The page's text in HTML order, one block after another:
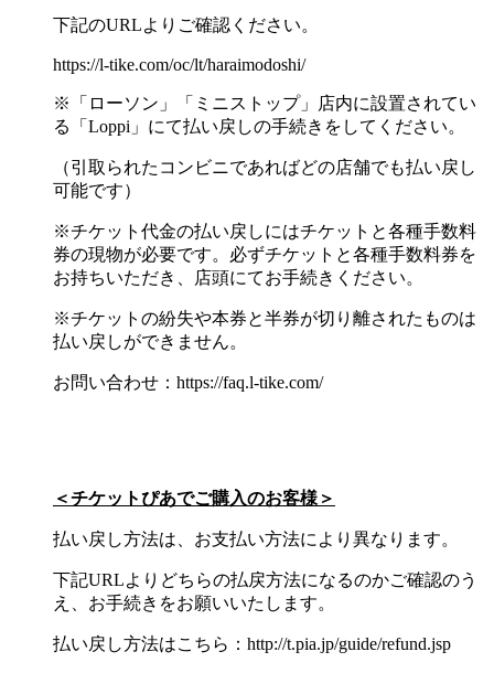
下記のURLよりご確認ください。
https://l-tike.com/oc/lt/haraimodoshi/
※「ローソン」「ミニストップ」店内に設置されてい
る「Loppi」にて払い戻しの手続きをしてください。
（引取られたコンビニであればどの店舗でも払い戻し
可能です）
※チケット代金の払い戻しにはチケットと各種手数料
券の現物が必要です。必ずチケットと各種手数料券を
お持ちいただき、店頭にてお手続きください。
※チケットの紛失や本券と半券が切り離されたものは
払い戻しができません。
お問い合わせ：https://faq.l-tike.com/
＜チケットぴあでご購入のお客様＞
払い戻し方法は、お支払い方法により異なります。
下記URLよりどちらの払戻方法になるのかご確認のう
え、お手続きをお願いいたします。
払い戻し方法はこちら：http://t.pia.jp/guide/refund.jsp